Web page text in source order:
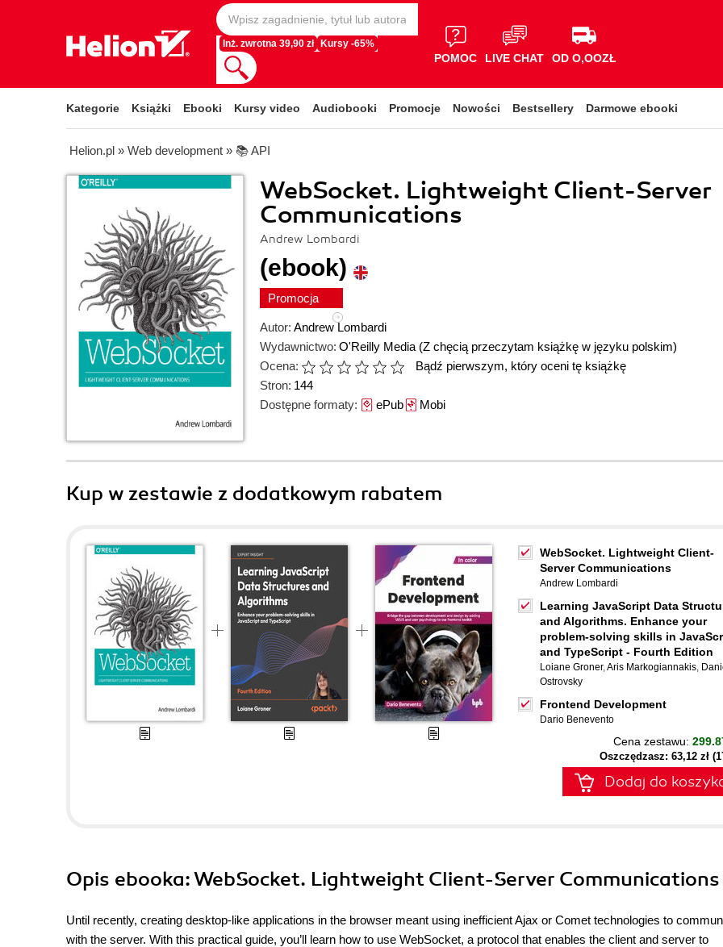
Inż. zwrotna 39,90 zł Kursy -65%
POMOC LIVE CHAT OD O,OOZŁ
Kategorie Książki Ebooki Kursy video Audiobooki Promocje Nowości Bestsellery Darmowe ebooki
Helion.pl » Web development » 📚 API
WebSocket. Lightweight Client-Server
Communications
Andrew Lombardi
(ebook)
Promocja
Autor: Andrew Lombardi
Wydawnictwo: O'Reilly Media (Z chęcią przeczytam książkę w języku polskim)
Ocena:
Bądź pierwszym, który oceni tę książkę
Stron: 144
Dostępne formaty: ePubMobi
Kup w zestawie z dodatkowym rabatem
WebSocket. Lightweight Client-
Server Communications
Andrew Lombardi
Learning JavaScript Data
and Algorithms. Enhance your
problem-solving skills in
and TypeScript - Fourth Edition
Loiane Groner,Aris Markogiannakis,
Ostrovsky
Frontend Development
Dario Benevento
Cena zestawu:
Oszczędzasz: 63,12 zł
Dodaj do
Opis ebooka: WebSocket. Lightweight Client-Server Communications
Until recently, creating desktop-like applications in the browser meant using inefficient Ajax or Comet technologies to
with the server. With this practical guide, you’ll learn how to use WebSocket, a protocol that enables the client and server to